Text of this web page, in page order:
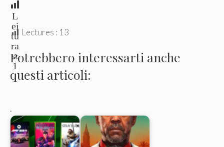
L
ei
tu
ra
s:
1
Lectures : 13
Potrebbero interessarti anche
questi articoli:
.